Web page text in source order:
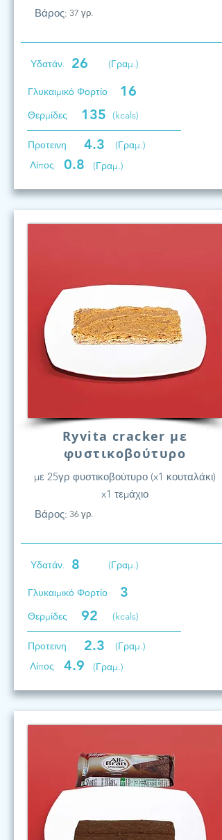
Βάρος: 37 γρ.
Υδατάν. 26 (Γραμ.)
Γλυκαιμικό Φορτίο 16
Θερμίδες 135 (kcals)
Προτεινη 4.3
(Γραμ.)
Λίπος
0.8 (Γραμ.)
Ryvita cracker με
φυστικοβούτυρο
με 25γρ φυστικοβούτυρο (x1 κουταλάκι)
x1 τεμάχιο
Βάρος: 36 γρ.
Υδατάν. 8 (Γραμ.)
Γλυκαιμικό Φορτίο 3
Θερμίδες 92 (kcals)
Προτεινη 2.3
(Γραμ.)
Λίπος
4.9 (Γραμ.)